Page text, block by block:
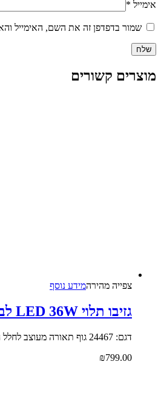
אימייל *
שמור בדפדפן זה את השם, האימייל
מוצרים קשורים
צפייה‬ ‫מהירה‬מידע נוסף
גזיבו תלוי LED 36W לבן+עץ
דגם: 24467 גוף תאורה מעוצב לחלל הבית
₪799.00